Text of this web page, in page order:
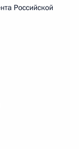
Российской